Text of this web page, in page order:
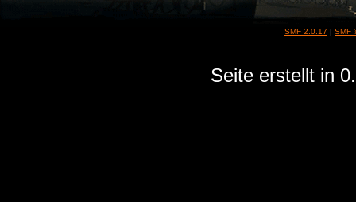
SMF 2.0.17 | SMF
Seite erstellt in